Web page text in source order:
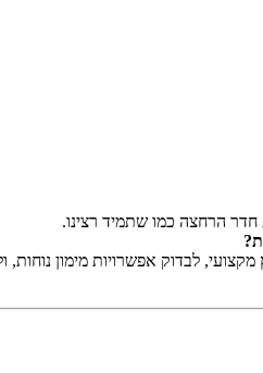
הרחצה כמו שתמיד רצינו.
מקצועי, לבדוק אפשרויות מימון